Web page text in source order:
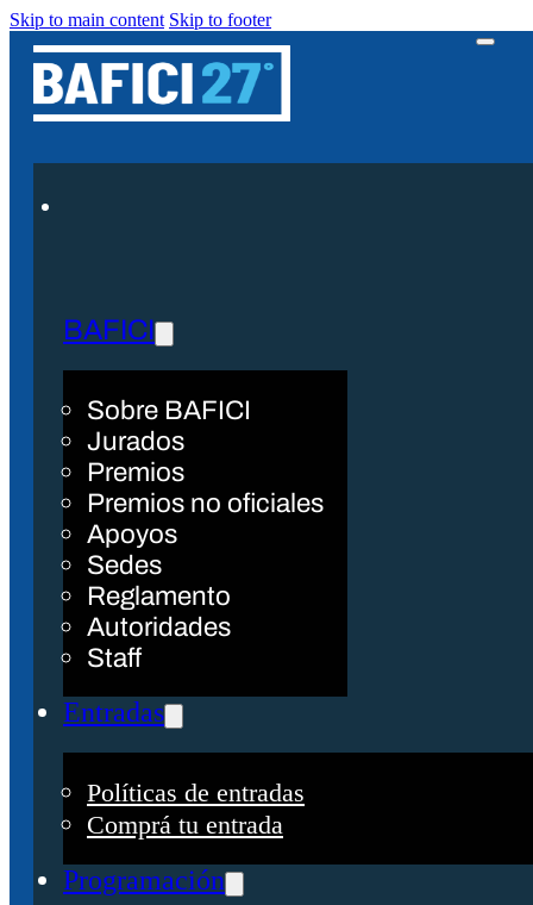
Skip to main content Skip to footer
BAFICI
Sobre BAFICI
Jurados
Premios
Premios no oficiales
Apoyos
Sedes
Reglamento
Autoridades
Staff
Entradas
Políticas de entradas
Comprá tu entrada
Programación